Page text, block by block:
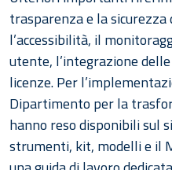
trasparenza e la
l’accessibilità, il
utente, l’integrazione
licenze. Per
Dipartimento per la
hanno reso disponibili sul
strumenti, kit, modelli e il